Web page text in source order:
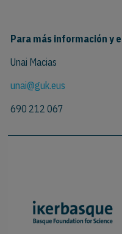
Para más información y
Unai Macias
unai@guk.eus
690 212 067